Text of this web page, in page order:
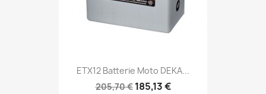
ETX12 Batterie Moto DEKA...
205,70 € 185,13 €